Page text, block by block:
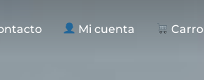
Mi cuenta Carro